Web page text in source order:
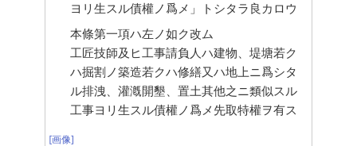
ヨリ生スル債權ノ爲メ」トシタラ良カロウ
本條第一項ハ左ノ如ク改ム
工匠技師及ヒ工事請負人ハ建物、堤塘若ク
ハ掘割ノ築造若クハ修繕又ハ地上ニ爲シタ
ル排洩、灌漑開墾、置土其他之ニ類似スル
工事ヨリ生スル債權ノ爲メ先取特權ヲ有ス
[画像]